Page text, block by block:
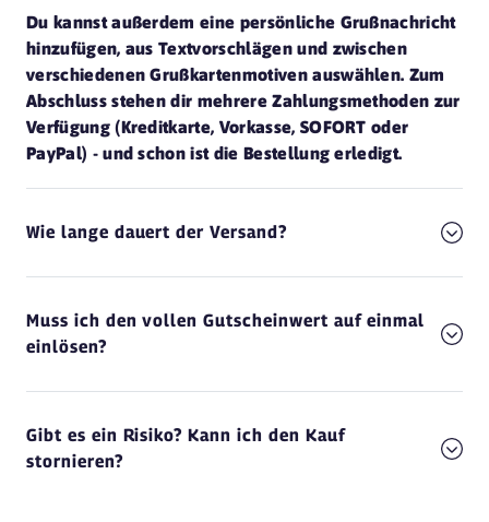
Du kannst außerdem eine persönliche Grußnachricht
hinzufügen, aus Textvorschlägen und zwischen
verschiedenen Grußkartenmotiven auswählen. Zum
Abschluss stehen dir mehrere Zahlungsmethoden zur
Verfügung (Kreditkarte, Vorkasse, SOFORT oder
PayPal) - und schon ist die Bestellung erledigt.
Wie lange dauert der Versand?
Muss ich den vollen Gutscheinwert auf einmal
einlösen?
Gibt es ein Risiko? Kann ich den Kauf
stornieren?